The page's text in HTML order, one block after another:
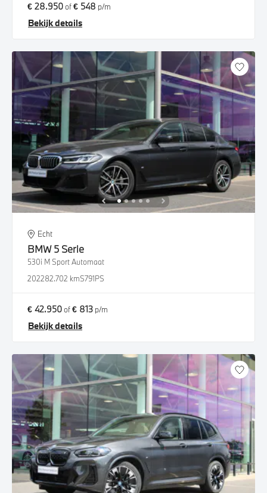
€ 28.950of€ 548 p/m
Bekijk details
Echt
BMW 5 Serie
530i M Sport Automaat
202282.702 kmS791PS
€ 42.950of€ 813 p/m
Bekijk details